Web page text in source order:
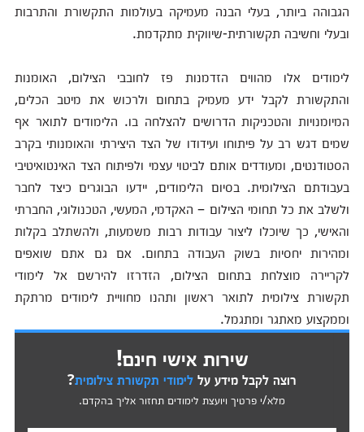
הגבוהה ביותר, בעלי הבנה מעמיקה בעולמות התקשורת והתרבות
ובעלי וחשיבה תקשורתית-שיווקית מתקדמת.
לימודים אלו מהווים הזדמנות פז לחובבי הצילום, האומנות
והתקשורת לקבל ידע מעמיק בתחום ולרכוש את מיטב הכלים,
המיומנויות והטכניקות הדרושים להצלחה בו. הלימודים לתואר אף
שמים דגש רב על פיתוחו ועידודו של הצד היצירתי והאומנותי בקרב
הסטודנטים, ומעודדים אותם לביטוי עצמי ולפיתוח הצד האינטואיטיבי
בעבודתם הצילומית. בסיום הלימודים, יידעו הבוגרים כיצד לחבר
ולשלב את כל תחומי הצילום – האקדמי, המעשי, הטכנולוגי, החברתי
והאישי, כך שיוכלו ליצור עבודות רבות משמעות, ולהשתלב בקלות
ומהירות יחסיות בשוק העבודה בתחום. אם גם אתם שואפים
לקריירה מוצלחת בתחום הצילום, הזדרזו להירשם אל לימודי
תקשורת צילומית לתואר ראשון ותהנו מחוויית לימודים מרתקת
וממקצוע מאתגר ומתגמל.
שירות אישי חינם!
רוצה לקבל מידע על לימודי תקשורת צילומית?
מלא/י פרטיך ויועצת לימודים תחזור אליך בהקדם.